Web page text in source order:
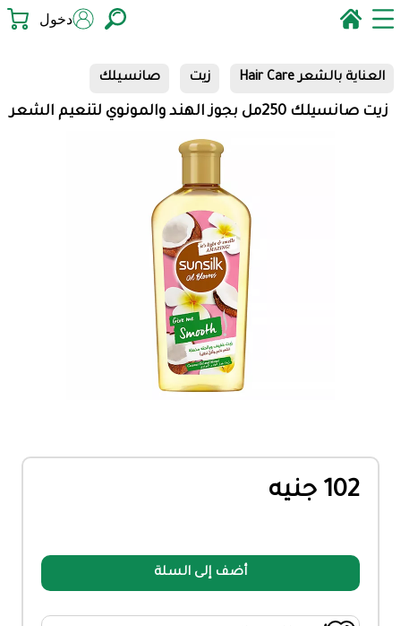
دخول
العناية بالشعر Hair Care زيت صانسيلك
زيت صانسيلك 250مل بجوز الهند والمونوي لتنعيم الشعر
102 جنيه
أضف إلى السلة